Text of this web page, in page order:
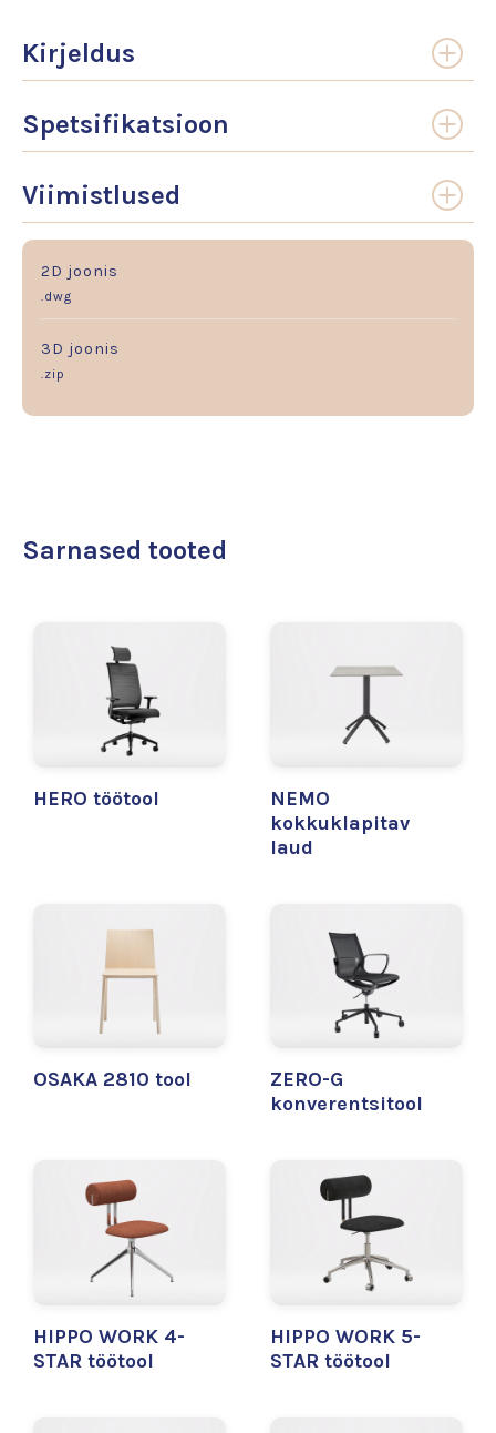
Kirjeldus
Spetsifikatsioon
Viimistlused
2D joonis
.dwg
3D joonis
.zip
Sarnased tooted
HERO töötool
NEMO
kokkuklapitav
laud
OSAKA 2810 tool
ZERO-G
konverentsitool
HIPPO WORK 4-
STAR töötool
HIPPO WORK 5-
STAR töötool